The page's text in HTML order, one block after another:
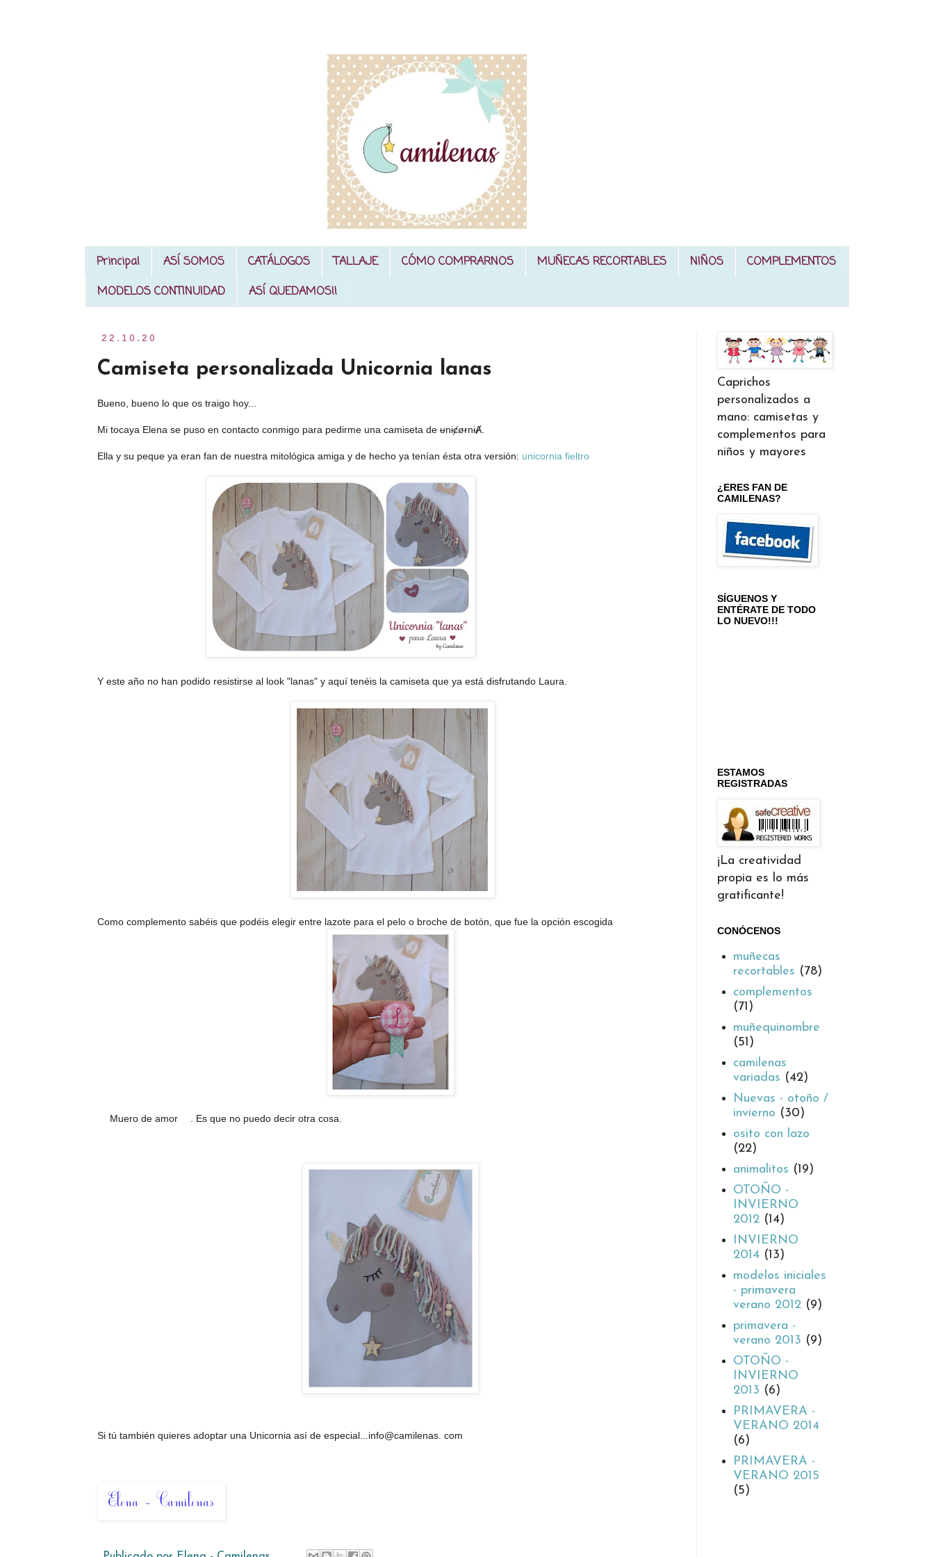
Principal ASÍ SOMOS CATÁLOGOS TALLAJE CÓMO COMPRARNOS MUÑECAS RECORTABLES NIÑOS
COMPLEMENTOS
MODELOS CONTINUIDAD
ASÍ QUEDAMOS!!
22.10.20
Camiseta personalizada Unicornia lanas
Bueno, bueno lo que os traigo hoy...
Mi tocaya Elena se puso en contacto conmigo para pedirme una camiseta de ᵾnɨȼøɍnɨȺ.
Ella y su peque ya eran fan de nuestra mitológica amiga y de hecho ya tenían ésta otra versión: unicornia fieltro
Y este año no han podido resistirse al look "lanas" y aquí tenéis la camiseta que ya está disfrutando Laura.
Como complemento sabéis que podéis elegir entre lazote para el pelo o broche de botón, que fue la opción escogida
Muero de amor . Es que no puedo decir otra cosa.
Si tú también quieres adoptar una Unicornia así de especial...info@camilenas. com
Caprichos
personalizados a
mano: camisetas y
complementos para
niños y mayores
¿ERES FAN DE
CAMILENAS?
SÍGUENOS Y
ENTÉRATE DE TODO
LO NUEVO!!!
ESTAMOS
REGISTRADAS
¡La creatividad
propia es lo más
gratificante!
CONÓCENOS
muñecas
recortables (78)
complementos
(71)
muñequinombre
(51)
camilenas
variadas (42)
Nuevas - otoño /
invierno (30)
osito con lazo
(22)
animalitos (19)
OTOÑO -
INVIERNO
2012 (14)
INVIERNO
2014 (13)
modelos iniciales
- primavera
verano 2012 (9)
primavera -
verano 2013 (9)
OTOÑO -
INVIERNO
2013 (6)
PRIMAVERA -
VERANO 2014
(6)
PRIMAVERA -
VERANO 2015
(5)